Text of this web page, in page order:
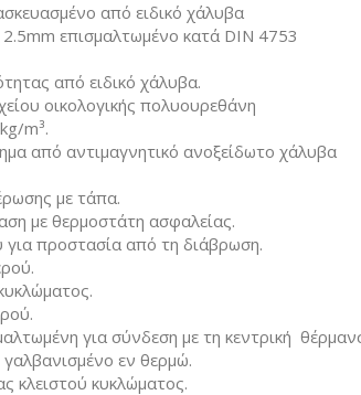
από ειδικό χάλυβα
επισμαλτωμένο κατά DIN 4753
από ειδικό χάλυβα.
οικολογικής πολυουρεθάνη
m³.
από αντιμαγνητικό ανοξείδωτο χάλυβα
με τάπα.
με θερμοστάτη ασφαλείας.
για προστασία από τη διάβρωση.
για σύνδεση με τη κεντρική
εν θερμώ.
κλειστού κυκλώματος.